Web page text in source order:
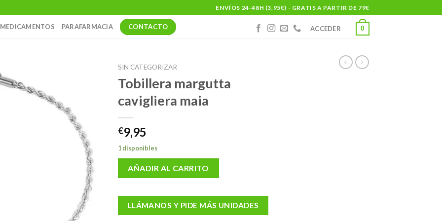
ENVÍOS 24-48H (3,95€) - GRATIS A PARTIR DE 79€
MEDICAMENTOS PARAFARMACIA CONTACTO ACCEDER 0
SIN CATEGORIZAR
Tobillera margutta
cavigliera maia
€9,95
1 disponibles
AÑADIR AL CARRITO
LLÁMANOS Y PIDE MÁS UNIDADES